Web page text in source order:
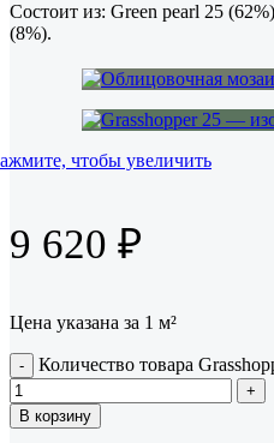
Состоит из: Green pearl 25
(8%).
чтобы увеличить
9 620 ₽
Цена указана за 1 м²
Количество товара
В корзину